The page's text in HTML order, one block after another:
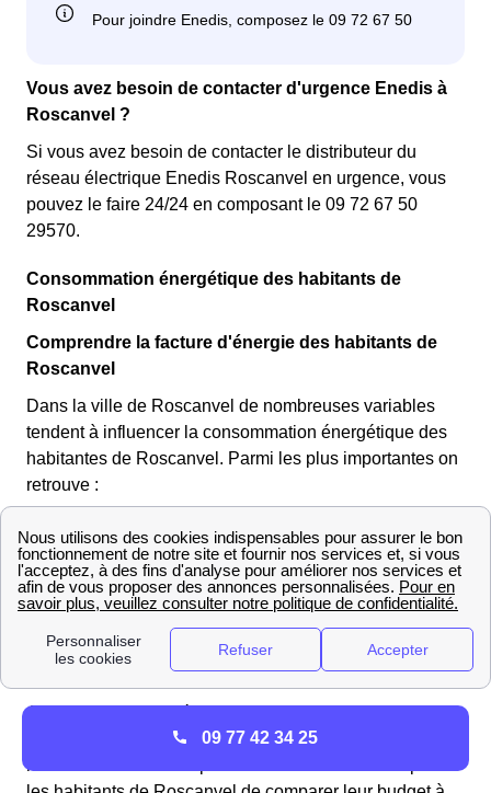
Vous avez besoin de contacter d'urgence Enedis à
Roscanvel ?
Si vous avez besoin de contacter le distributeur du
réseau électrique Enedis Roscanvel en urgence, vous
pouvez le faire 24/24 en composant le 09 72 67 50
29570.
Consommation énergétique des habitants de
Roscanvel
Comprendre la facture d'énergie des habitants de
Roscanvel
Dans la ville de Roscanvel de nombreuses variables
tendent à influencer la consommation énergétique des
habitantes de Roscanvel. Parmi les plus importantes on
retrouve :
Le type et la taille du logement
La météo et la température moyenne du
département
Le combustible utilisé pour se chauffer
Le type de chauffage choisi par les habitants
La quantité de logements certifiés BBC
A partir de ces données on peut comparer la facture
énergétique des habitants de Roscanvel avec celle des
habitants d'une ville à proximité. Il est nécessaire pour
09 77 42 34 25